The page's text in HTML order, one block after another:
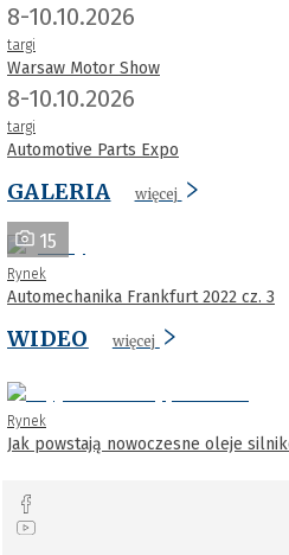
8-10.10.2026
targi
Warsaw Motor Show
8-10.10.2026
targi
Automotive Parts Expo
GALERIA więcej
15
Rynek
Automechanika Frankfurt 2022 cz. 3
WIDEO więcej
Rynek
Jak powstają nowoczesne oleje